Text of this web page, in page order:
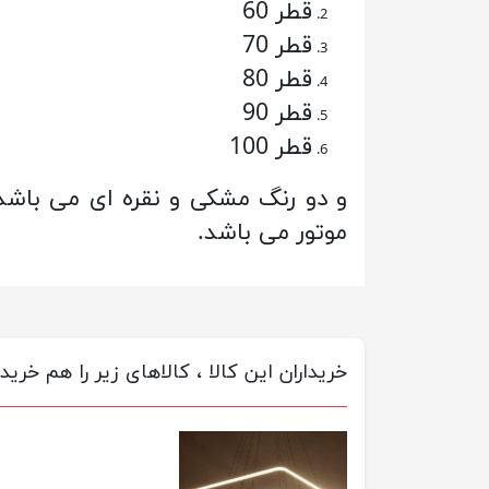
قطر 60
قطر 70
قطر 80
قطر 90
قطر 100
موتور می باشد.
خریداران این کالا ، کالاهای زیر را هم